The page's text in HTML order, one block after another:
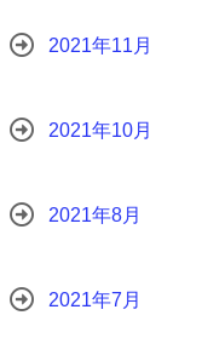
2021年11月
2021年10月
2021年8月
2021年7月